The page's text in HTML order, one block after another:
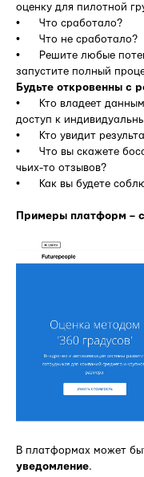
оценку для пилотной
• Что сработало?
• Что не сработало?
• Решите любые
запустите полный
Будьте откровенны с
• Кто владеет
доступ к
• Кто увидит
• Что вы скажете
чьих-то отзывов?
• Как вы будете
Примеры платформ –
В платформах может
уведомление.